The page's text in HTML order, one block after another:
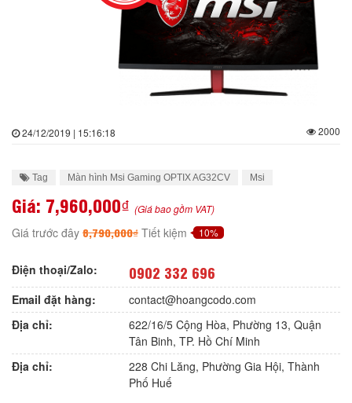
24/12/2019 | 15:16:18 2000
Tag Màn hình Msi Gaming OPTIX AG32CV Msi
Giá: 7,960,000₫ (Giá bao gồm VAT)
Giá trước đây 8,790,000₫ Tiết kiệm 10%
Điện thoại/Zalo: 0902 332 696
Email đặt hàng:
contact@hoangcodo.com
Địa chỉ:
622/16/5 Cộng Hòa, Phường 13, Quận
Tân Binh, TP. Hồ Chí Minh
Địa chỉ:
228 Chi Lăng, Phường Gia Hội, Thành
Phố Huế